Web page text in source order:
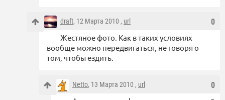
0
draft, 12 Марта 2010 , url
Жестяное фото. Как в таких условиях
вообще можно передвигаться, не говоря о
том, чтобы ездить.
0
Netto, 13 Марта 2010 , url